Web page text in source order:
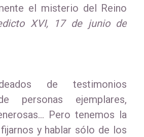
el misterio del Reino
XVI, 17 de junio de
de testimonios
personas ejemplares,
Pero tenemos la
y hablar sólo de los